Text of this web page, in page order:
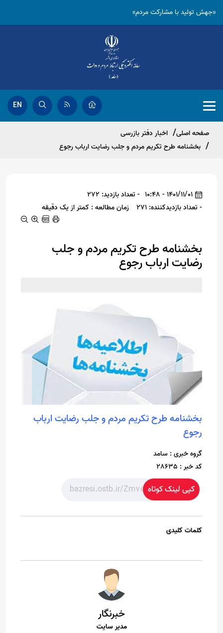
«جهش تولید با مشارکت مردم»
EN
صفحه اصلی
اخبار دفتر بازرسی
بخشنامه طرح تکریم مردم و جلب رضایت ارباب رجوع
1401/11/01 - 10:48
- تعداد بازدید: 272
- تعداد بازدیدکننده: 271
زمان مطالعه : کمتر از یک دقیقه
بخشنامه طرح تکریم مردم و جلب
رضایت ارباب رجوع
بخشنامه طرح تکریم مردم و جلب رضایت ارباب
رجوع
گروه خبری : سامد
کد خبر : 28635
کپی لینک کوتاه
کلمات کلیدی
خبرنگار
مدیر سایت